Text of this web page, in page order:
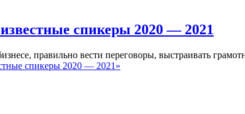
спикеры 2020 — 2021
правильно вести переговоры, выстраивать
спикеры 2020 — 2021»